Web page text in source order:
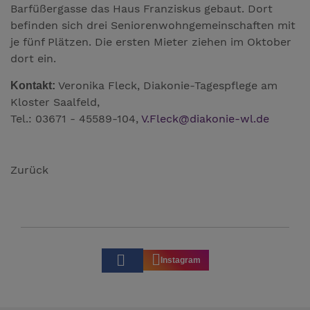
Barfüßergasse das Haus Franziskus gebaut. Dort
befinden sich drei Seniorenwohngemeinschaften mit
je fünf Plätzen. Die ersten Mieter ziehen im Oktober
dort ein.
Kontakt: Veronika Fleck, Diakonie-Tagespflege am
Kloster Saalfeld,
Tel.: 03671 - 45589-104, V.Fleck@diakonie-wl.de
Zurück
Instagram